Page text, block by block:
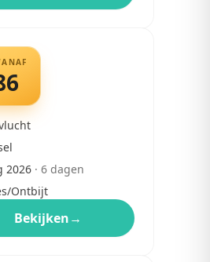
2026· 6dagen
Ontbijt
Bekijken→